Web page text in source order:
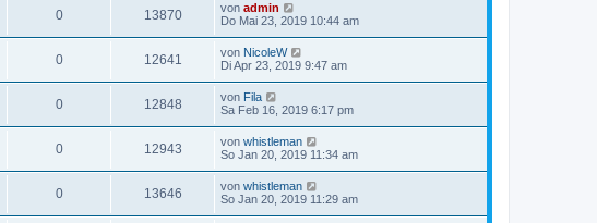
0 13870 von admin
Do Mai 23, 2019 10:44 am
0 12641 von NicoleW
Di Apr 23, 2019 9:47 am
0 12848 von Fila
Sa Feb 16, 2019 6:17 pm
0 12943 von whistleman
So Jan 20, 2019 11:34 am
0 13646 von whistleman
So Jan 20, 2019 11:29 am